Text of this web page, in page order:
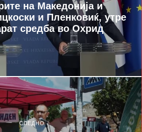
на Македонија и
и Пленковиќ, утре
средба во Охрид
СЛЕДНО